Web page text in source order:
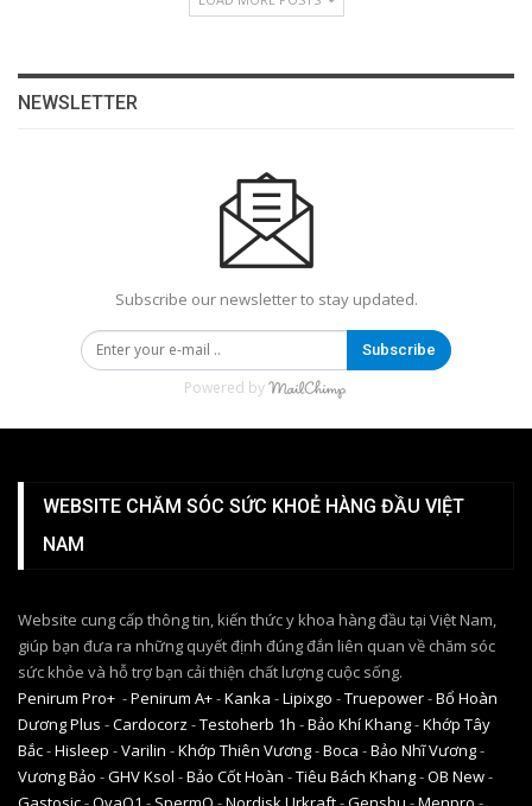
NEWSLETTER
Subscribe our newsletter to stay updated.
Subscribe
Powered by
WEBSITE CHĂM SÓC SỨC KHOẺ HÀNG ĐẦU VIỆT
NAM
Website cung cấp thông tin, kiến thức y khoa hàng đầu tại Việt Nam,
giúp bạn đưa ra những quyết định đúng đắn liên quan về chăm sóc
sức khỏe và hỗ trợ bạn cải thiện chất lượng cuộc sống.
Penirum Pro+ -Penirum A+-Kanka -Lipixgo -Truepower-Bổ Hoàn
Dương Plus -Cardocorz -Testoherb 1h -Bảo Khí Khang-Khớp Tây
Bắc-Hisleep -Varilin -Khớp Thiên Vương-Boca -Bảo Nhĩ Vương-
Vương Bảo -GHV Ksol -Bảo Cốt Hoàn -Tiêu Bách Khang-OB New-